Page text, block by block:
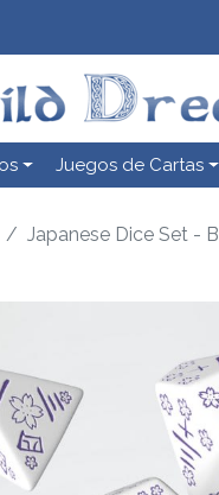
Juegos de Cartas
Japanese Dice Set -